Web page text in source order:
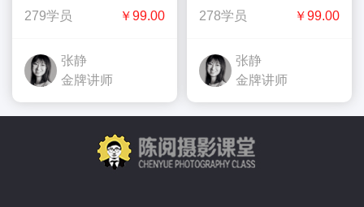
279学员 ￥99.00
张静
金牌讲师
278学员 ￥99.00
张静
金牌讲师